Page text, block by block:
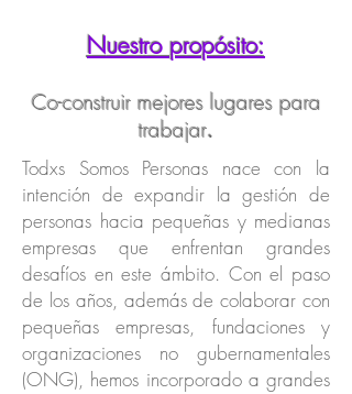
Nuestro propósito:
Co-construir mejores lugares para
trabajar.
Todxs Somos Personas nace con la
intención de expandir la gestión de
personas hacia pequeñas y medianas
empresas que enfrentan grandes
desafíos en este ámbito. Con el paso
de los años, además de colaborar con
pequeñas empresas, fundaciones y
organizaciones no gubernamentales
(ONG), hemos incorporado a grandes